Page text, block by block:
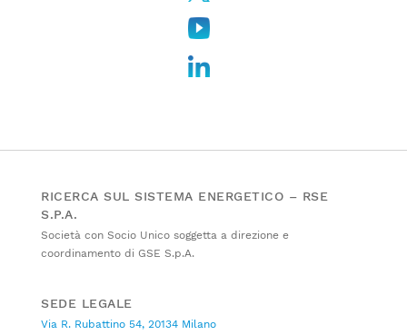
RICERCA SUL SISTEMA ENERGETICO – RSE
S.P.A.
Società con Socio Unico soggetta a direzione e
coordinamento di GSE S.p.A.
SEDE LEGALE
Via R. Rubattino 54, 20134 Milano